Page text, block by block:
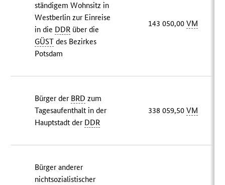
ständigem Wohnsitz in
Westberlin zur Einreise
in die DDR über die
GÜST des Bezirkes
Potsdam
143 050,00VM
Bürger der BRD zum
Tagesaufenthalt in der
Hauptstadt der DDR
338 059,50VM
Bürger anderer
nichtsozialistischer